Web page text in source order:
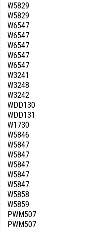
W5829
W5829
W6547
W6547
W6547
W6547
W6547
W3241
W3248
W3242
WDD130
WDD131
W1730
W5846
W5847
W5847
W5847
W5847
W5847
W5858
W5859
PWM507
PWM507